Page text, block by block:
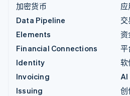
加密货币
Data Pipeline
Elements
Financial Connections
Identity
Invoicing
Issuing
资
平
软
AI
创